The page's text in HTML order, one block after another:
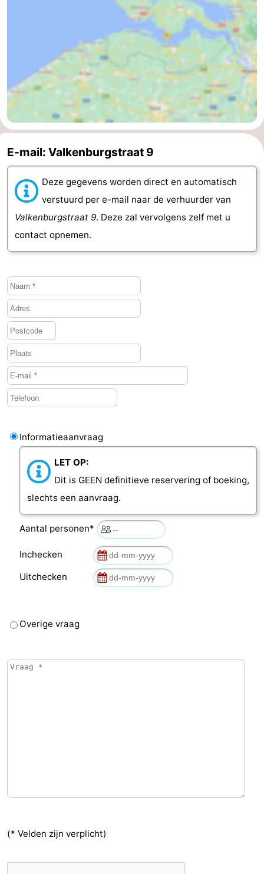
E-mail: Valkenburgstraat 9
Deze gegevens worden direct en automatisch
verstuurd per e-mail naar de verhuurder van
Valkenburgstraat 9. Deze zal vervolgens zelf met u
contact opnemen.
Informatieaanvraag
LET OP:
Dit is GEEN definitieve reservering of boeking,
slechts een aanvraag.
Aantal personen*
Inchecken
Uitchecken
Overige vraag
(* Velden zijn verplicht)